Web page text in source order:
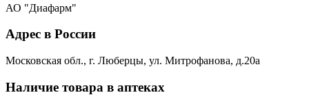
АО "Диафарм"
Адрес в России
Московская обл., г. Люберцы, ул. Митрофанова, д.20а
Наличие товара в аптеках